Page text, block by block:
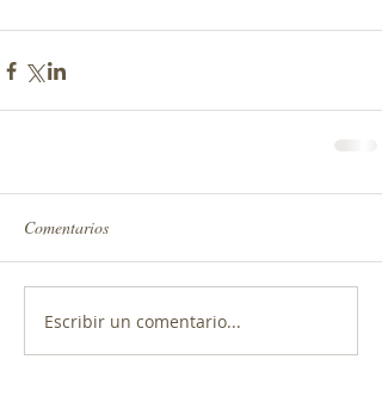
Comentarios
Escribir un comentario...